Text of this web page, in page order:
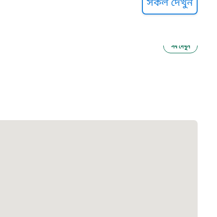
সকল দেখুন
সব দেখুন